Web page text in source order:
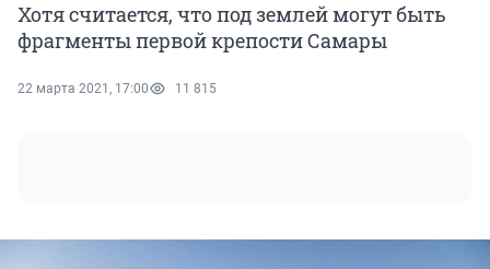
Хотя считается, что под землей могут быть
фрагменты первой крепости Самары
22 марта 2021, 17:00 11 815